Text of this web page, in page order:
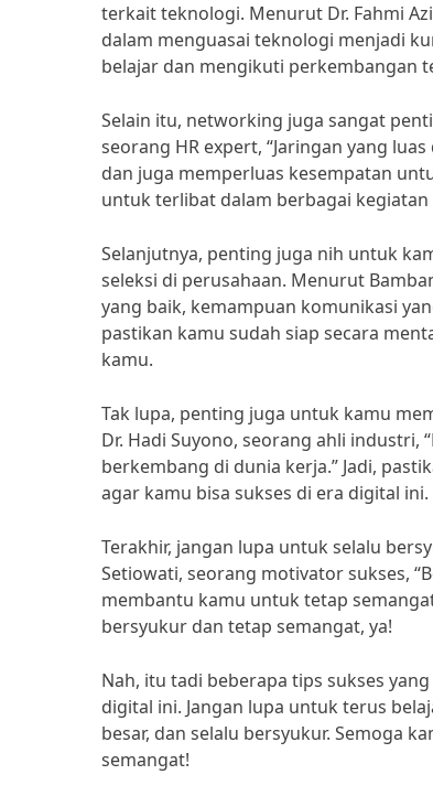
terkait teknologi. Menurut Dr. Fahmi
dalam menguasai teknologi menjadi
belajar dan mengikuti perkembangan
Selain itu, networking juga sangat
seorang HR expert, “Jaringan yang
dan juga memperluas kesempatan
untuk terlibat dalam berbagai
Selanjutnya, penting juga nih untuk
seleksi di perusahaan. Menurut
yang baik, kemampuan komunikasi
pastikan kamu sudah siap secara
kamu.
Tak lupa, penting juga untuk kamu
Dr. Hadi Suyono, seorang ahli industri,
berkembang di dunia kerja.” Jadi,
agar kamu bisa sukses di era digital ini.
Terakhir, jangan lupa untuk selalu
Setiowati, seorang motivator sukses,
membantu kamu untuk tetap
bersyukur dan tetap semangat, ya!
Nah, itu tadi beberapa tips sukses
digital ini. Jangan lupa untuk terus
besar, dan selalu bersyukur. Semoga
semangat!